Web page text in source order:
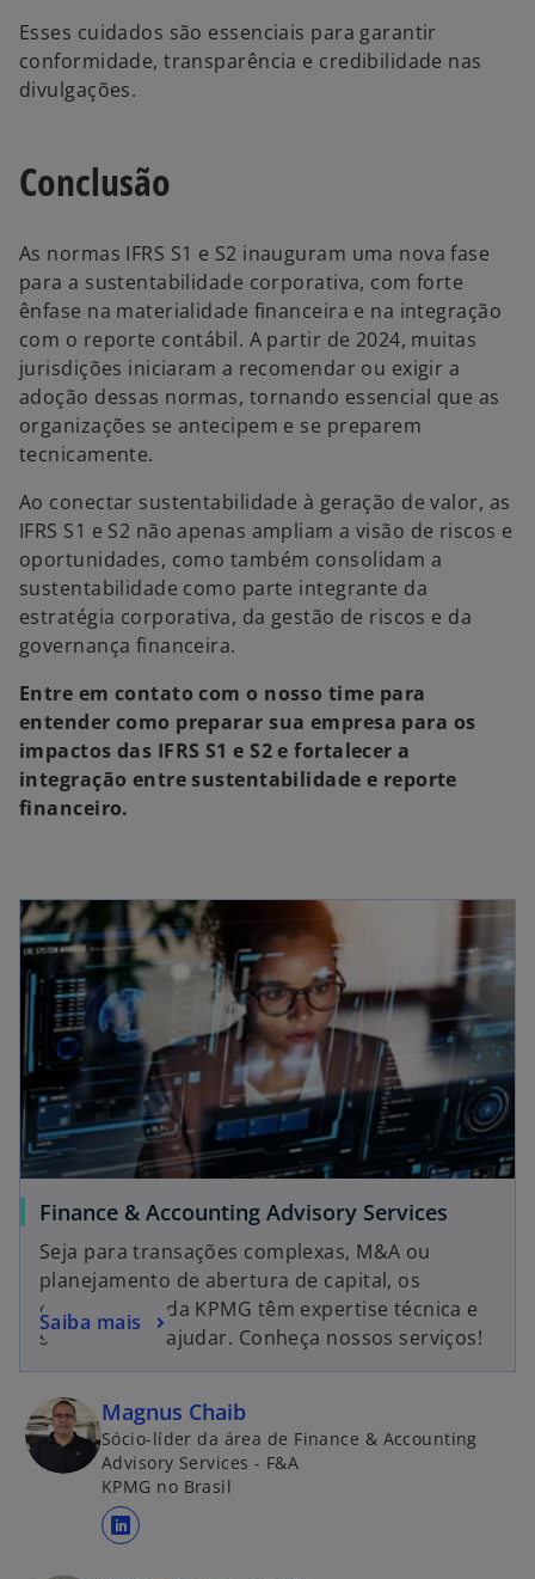
Esses cuidados são essenciais para garantir
conformidade, transparência e credibilidade nas
divulgações.
Conclusão
As normas IFRS S1 e S2 inauguram uma nova fase
para a sustentabilidade corporativa, com forte
ênfase na materialidade financeira e na integração
com o reporte contábil. A partir de 2024, muitas
jurisdições iniciaram a recomendar ou exigir a
adoção dessas normas, tornando essencial que as
organizações se antecipem e se preparem
tecnicamente.
Ao conectar sustentabilidade à geração de valor, as
IFRS S1 e S2 não apenas ampliam a visão de riscos e
oportunidades, como também consolidam a
sustentabilidade como parte integrante da
estratégia corporativa, da gestão de riscos e da
governança financeira.
Entre em contato com o nosso time para
entender como preparar sua empresa para os
impactos das IFRS S1 e S2 e fortalecer a
integração entre sustentabilidade e reporte
financeiro.
Finance & Accounting Advisory Services
Seja para transações complexas, M&A ou
planejamento de abertura de capital, os
especialistas da KPMG têm expertise técnica e
setorial para ajudar. Conheça nossos serviços!
Saiba mais
Magnus Chaib
Sócio-líder da área de Finance & Accounting
Advisory Services - F&A
KPMG no Brasil
a